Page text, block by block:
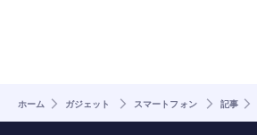
ホーム ガジェット スマートフォン 記事